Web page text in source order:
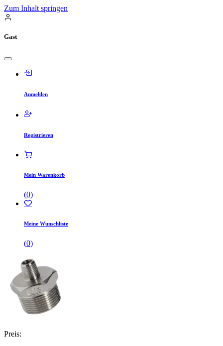
Zum Inhalt springen
Gast
Anmelden
Registrieren
Mein Warenkorb
(0)
Meine Wunschliste
(0)
Preis: